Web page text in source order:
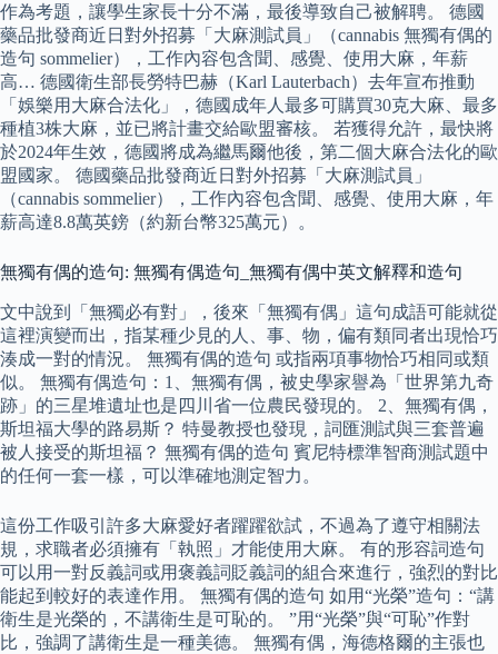
作為考題，讓學生家長十分不滿，最後導致自己被解聘。 德國
藥品批發商近日對外招募「大麻測試員」（cannabis 無獨有偶的
造句 sommelier），工作內容包含聞、感覺、使用大麻，年薪
高… 德國衛生部長勞特巴赫（Karl Lauterbach）去年宣布推動
「娛樂用大麻合法化」，德國成年人最多可購買30克大麻、最多
種植3株大麻，並已將計畫交給歐盟審核。 若獲得允許，最快將
於2024年生效，德國將成為繼馬爾他後，第二個大麻合法化的歐
盟國家。 德國藥品批發商近日對外招募「大麻測試員」
（cannabis sommelier），工作內容包含聞、感覺、使用大麻，年
薪高達8.8萬英鎊（約新台幣325萬元）。
無獨有偶的造句: 無獨有偶造句_無獨有偶中英文解釋和造句
文中說到「無獨必有對」，後來「無獨有偶」這句成語可能就從
這裡演變而出，指某種少見的人、事、物，偏有類同者出現恰巧
湊成一對的情況。 無獨有偶的造句 或指兩項事物恰巧相同或類
似。 無獨有偶造句：1、無獨有偶，被史學家譽為「世界第九奇
跡」的三星堆遺址也是四川省一位農民發現的。 2、無獨有偶，
斯坦福大學的路易斯？ 特曼教授也發現，詞匯測試與三套普遍
被人接受的斯坦福？ 無獨有偶的造句 賓尼特標準智商測試題中
的任何一套一樣，可以準確地測定智力。
這份工作吸引許多大麻愛好者躍躍欲試，不過為了遵守相關法
規，求職者必須擁有「執照」才能使用大麻。 有的形容詞造句
可以用一對反義詞或用褒義詞貶義詞的組合來進行，強烈的對比
能起到較好的表達作用。 無獨有偶的造句 如用“光榮”造句：“講
衛生是光榮的，不講衛生是可恥的。 ”用“光榮”與“可恥”作對
比，強調了講衛生是一種美德。 無獨有偶，海德格爾的主張也